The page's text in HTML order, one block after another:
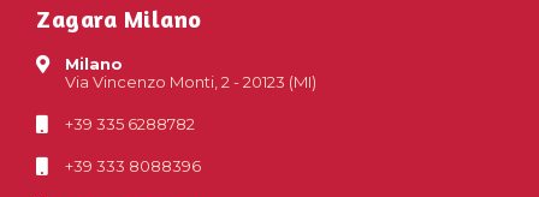
Zagara Milano
Milano
Via Vincenzo Monti, 2 - 20123 (MI)
+39 335 6288782
+39 333 8088396